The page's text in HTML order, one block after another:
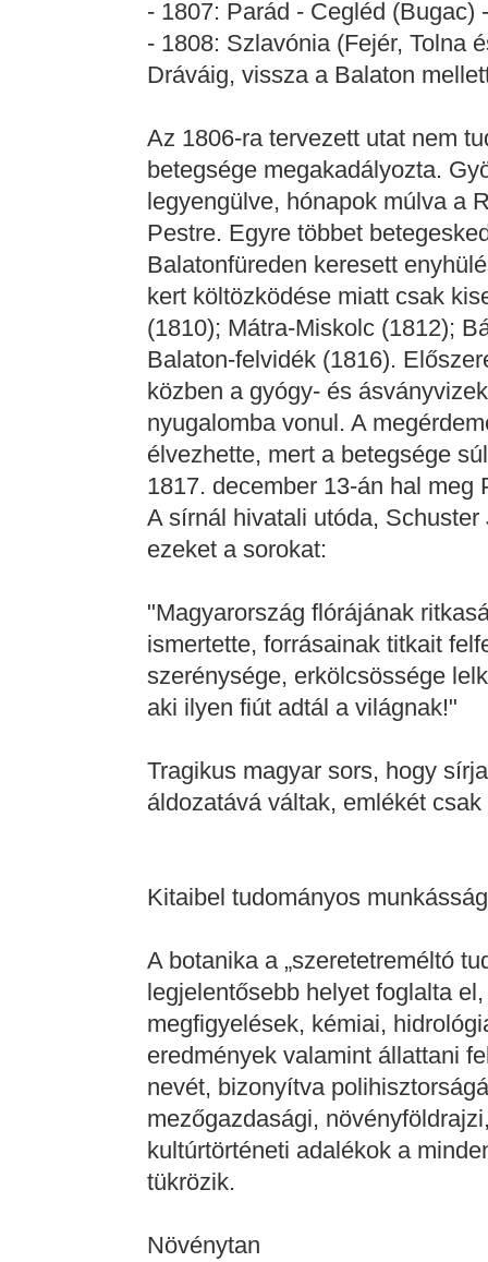
- 1807: Parád - Cegléd (Bugac)
- 1808: Szlavónia (Fejér, Tolna
Dráváig, vissza a Balaton
Az 1806-ra tervezett utat nem
betegsége megakadályozta.
legyengülve, hónapok múlva a
Pestre. Egyre többet
Balatonfüreden keresett
kert költözködése miatt csak
(1810); Mátra-Miskolc (1812);
Balaton-felvidék (1816).
közben a gyógy- és
nyugalomba vonul. A
élvezhette, mert a betegsége
1817. december 13-án hal meg
A sírnál hivatali utóda,
ezeket a sorokat:
"Magyarország flórájának
ismertette, forrásainak titkait
szerénysége, erkölcsössége
aki ilyen fiút adtál a világnak!"
Tragikus magyar sors, hogy
áldozatává váltak, emlékét
Kitaibel tudományos
A botanika a „szeretetreméltó
legjelentősebb helyet foglalta
megfigyelések, kémiai,
eredmények valamint állattani
nevét, bizonyítva
mezőgazdasági,
kultúrtörténeti adalékok a
tükrözik.
Növénytan